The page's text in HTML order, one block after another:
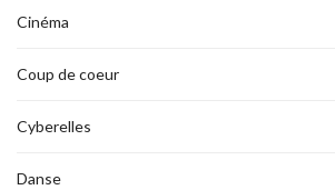
Cinéma
Coup de coeur
Cyberelles
Danse